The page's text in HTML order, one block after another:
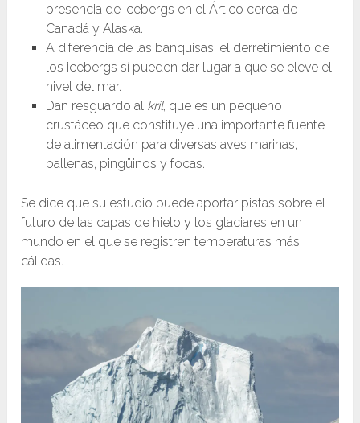
presencia de icebergs en el Ártico cerca de
Canadá y Alaska.
A diferencia de las banquisas, el derretimiento de
los icebergs sí pueden dar lugar a que se eleve el
nivel del mar.
Dan resguardo al kril, que es un pequeño
crustáceo que constituye una importante fuente
de alimentación para diversas aves marinas,
ballenas, pingüinos y focas.
Se dice que su estudio puede aportar pistas sobre el
futuro de las capas de hielo y los glaciares en un
mundo en el que se registren temperaturas más
cálidas.